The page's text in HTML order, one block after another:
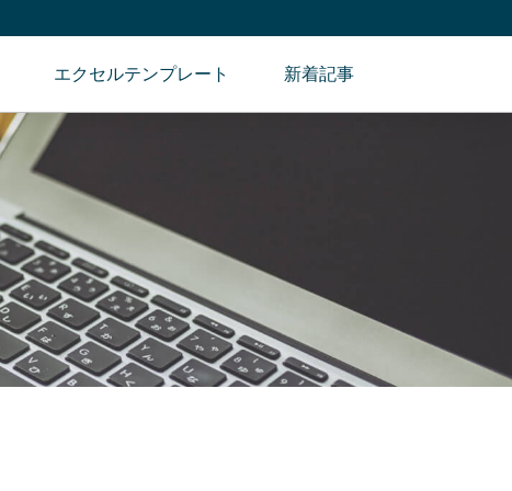
エクセルテンプレート 新着記事